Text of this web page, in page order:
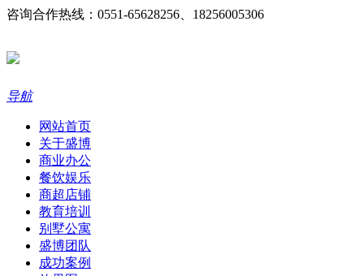
咨询合作热线：0551-65628256、18256005306
导航
网站首页
关于盛博
商业办公
餐饮娱乐
商超店铺
教育培训
别墅公寓
盛博团队
成功案例